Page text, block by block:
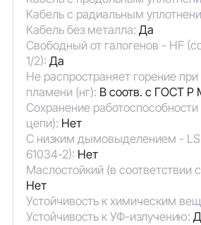
Кабель с радиальным
Кабель без металла: Да
Свободный от галогенов - HF
1/2): Да
Не распространяет горение при
пламени (нг): В соотв. с ГОСТ
Сохранение работоспособности
цепи): Нет
С низким дымовыделением - LS
61034-2): Нет
Маслостойкий (в соответствии
Нет
Устойчивость к химическим
Устойчивость к УФ-излучению: